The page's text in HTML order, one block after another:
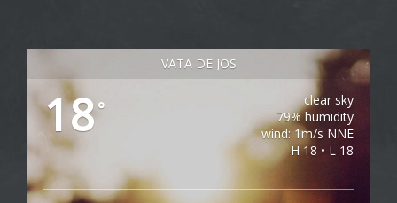
VATA DE JOS
18°
clear sky
79% humidity
wind: 1m/s NNE
H 18 • L 18